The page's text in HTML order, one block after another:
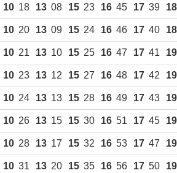
10 18 13 08 15 23 16 45 17 39 18
10 20 13 09 15 24 16 46 17 40 18
10 21 13 10 15 25 16 47 17 41 19
10 23 13 12 15 27 16 48 17 42 19
10 24 13 13 15 28 16 49 17 43 19
10 26 13 15 15 30 16 51 17 45 19
10 28 13 17 15 32 16 53 17 47 19
10 31 13 20 15 35 16 56 17 50 19